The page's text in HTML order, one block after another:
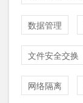
数据管理
文件安全交换
网络隔离